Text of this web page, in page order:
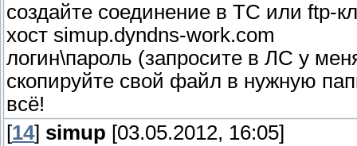
создайте соединение в ТС или ftp-
хост simup.dyndns-work.com
логин\пароль (запросите в ЛС у
скопируйте свой файл в нужную
всё!
[14] simup [03.05.2012, 16:05]